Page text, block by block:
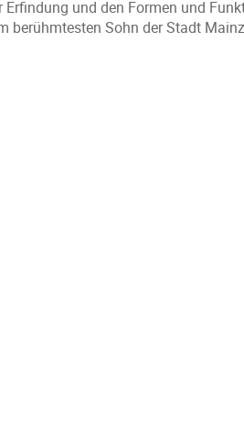
Erfindung und den Formen und
berühmtesten Sohn der Stadt